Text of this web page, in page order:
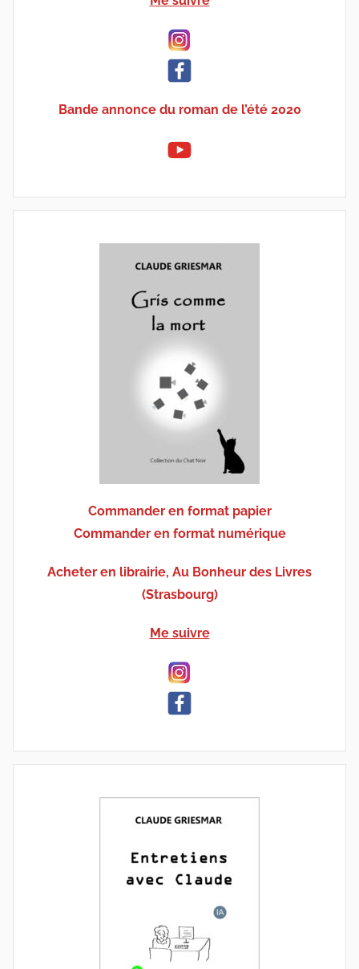
Bande annonce du roman de l’été 2020
Commander en format papier
Commander en format numérique
Acheter en librairie, Au Bonheur des Livres
(Strasbourg)
Me suivre